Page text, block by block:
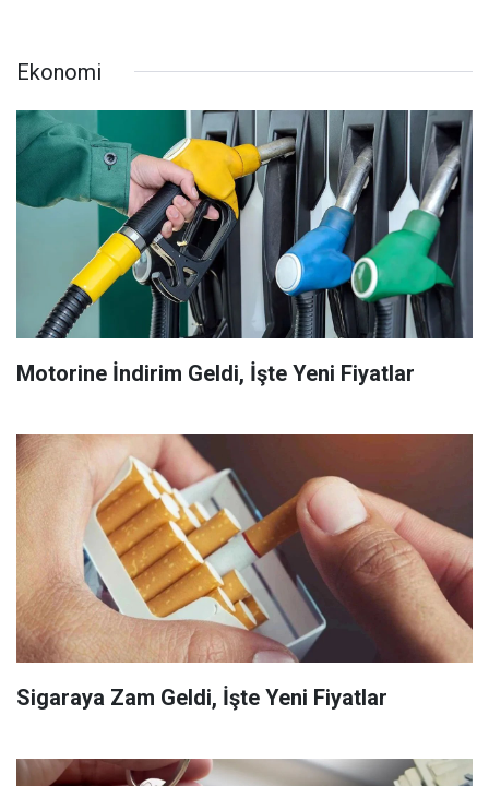
Ekonomi
Motorine İndirim Geldi, İşte Yeni Fiyatlar
Sigaraya Zam Geldi, İşte Yeni Fiyatlar